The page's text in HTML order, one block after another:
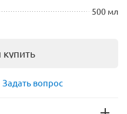
500 мл
купить
Задать вопрос